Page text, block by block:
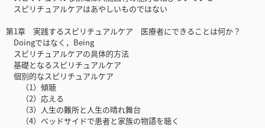
スピリチュアルケアはあやしいものではない
第1章 実践するスピリチュアルケア 医療者にできることは何か？
Doingではなく，Being
スピリチュアルケアの具体的方法
基礎となるスピリチュアルケア
個別的なスピリチュアルケア
（1）傾聴
（2）応える
（3）人生の難所と人生の晴れ舞台
（4）ベッドサイドで患者と家族の物語を聴く